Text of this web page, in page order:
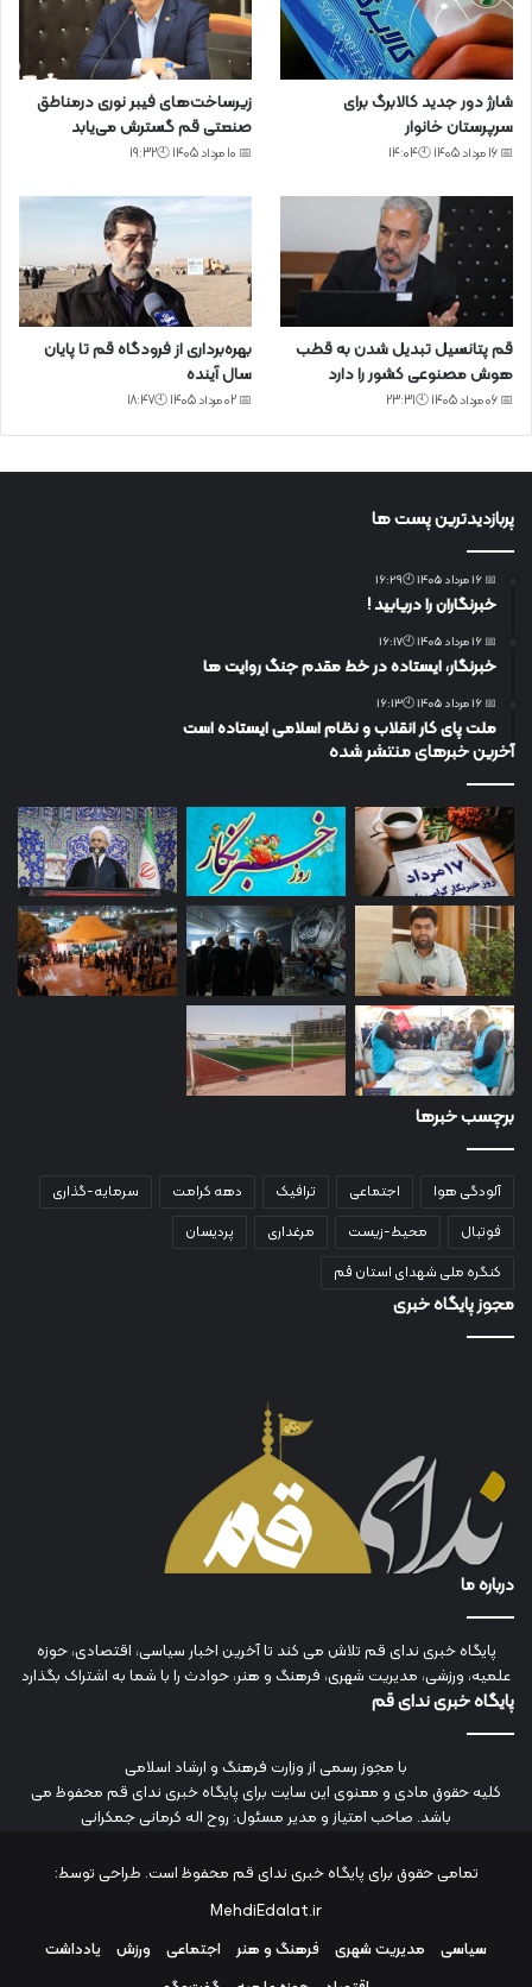
شارژ دور جدید کالابرگ برای
سرپرستان خانوار
📅 16 مرداد 1405 🕙14:04
زیرساخت‌های فیبر نوری درمناطق
صنعتی قم گسترش می‌یابد
📅 10 مرداد 1405 🕙19:32
قم پتانسیل تبدیل شدن به قطب
هوش مصنوعی کشور را دارد
📅 06 مرداد 1405 🕙23:31
بهره‌برداری از فرودگاه قم تا پایان
سال آینده
📅 02 مرداد 1405 🕙18:47
پربازدیدترین پست ها
📅 16 مرداد 1405 🕙16:29
خبرنگاران را دریابید !
📅 16 مرداد 1405 🕙16:17
خبرنگار، ایستاده در خط مقدم جنگ روایت ها
📅 16 مرداد 1405 🕙16:13
ملت پای کار انقلاب و نظام اسلامی ایستاده است
آخرین خبرهای منتشر شده
برچسب خبرها
آلودگی هوا اجتماعی ترافیک دهه کرامت
سرمایه-گذاری
فوتبال
محیط-زیست مرغداری
پردیسان
کنگره ملی شهدای استان قم
مجوز پایگاه خبری
درباره ما
پایگاه خبری ندای قم تلاش می کند تا آخرین اخبار سیاسی، اقتصادی، حوزه
علمیه، ورزشی، مدیریت شهری، فرهنگ و هنر، حوادث را با شما به اشتراک بگذارد
پایگاه خبری ندای قم
با مجوز رسمی از وزارت فرهنگ و ارشاد اسلامی
کلیه حقوق مادی و معنوی این سایت برای پایگاه خبری ندای قم محفوظ می
باشد. صاحب امتیاز و مدیر مسئول: روح اله کرمانی جمکرانی
تمامی حقوق برای پایگاه خبری ندای قم محفوظ است. طراحی توسط:
MehdiEdalat.ir
سیاسی
مدیریت شهری فرهنگ و هنر اجتماعی ورزش
یادداشت